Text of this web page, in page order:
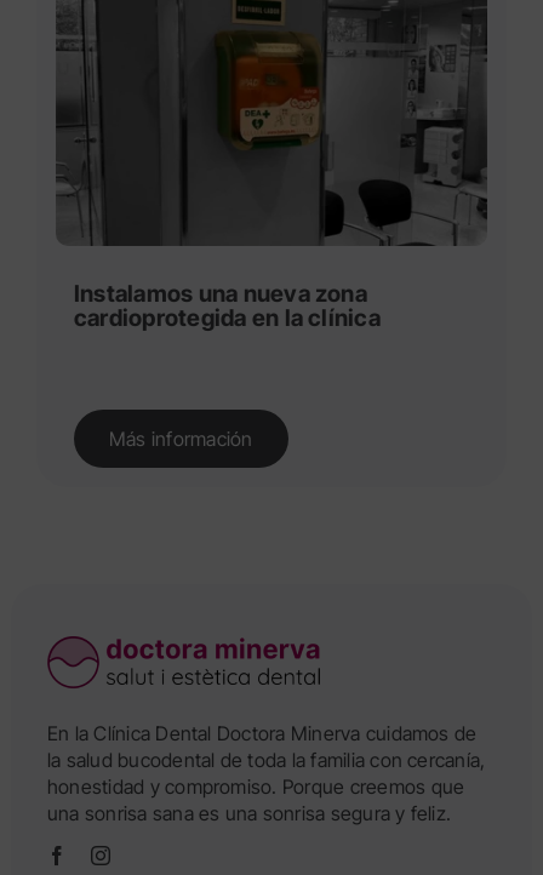
Instalamos una nueva zona
cardioprotegida en la clínica
Más información
En la Clínica Dental Doctora Minerva cuidamos de
la salud bucodental de toda la familia con cercanía,
honestidad y compromiso. Porque creemos que
una sonrisa sana es una sonrisa segura y feliz.